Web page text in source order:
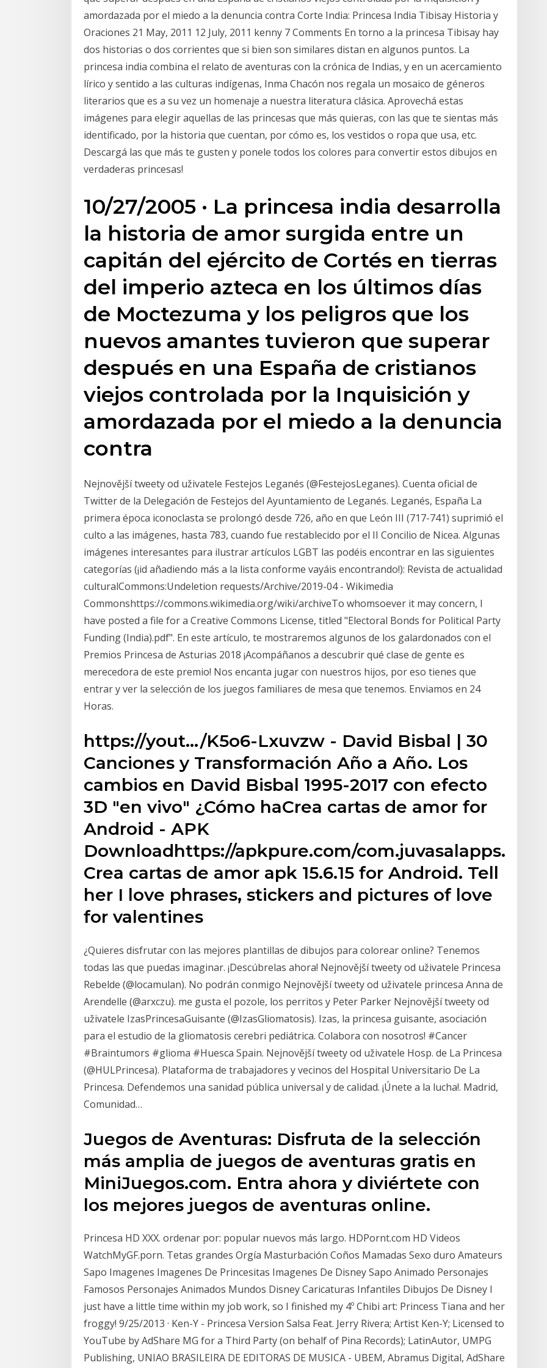
amordazada por el miedo a la denuncia contra Corte India: Princesa India Tibisay Historia y
Oraciones 21 May, 2011 12 July, 2011 kenny 7 Comments En torno a la princesa Tibisay hay
dos historias o dos corrientes que si bien son similares distan en algunos puntos. La
princesa india combina el relato de aventuras con la crónica de Indias, y en un acercamiento
lírico y sentido a las culturas indígenas, Inma Chacón nos regala un mosaico de géneros
literarios que es a su vez un homenaje a nuestra literatura clásica. Aprovechá estas
imágenes para elegir aquellas de las princesas que más quieras, con las que te sientas más
identificado, por la historia que cuentan, por cómo es, los vestidos o ropa que usa, etc.
Descargá las que más te gusten y ponele todos los colores para convertir estos dibujos en
verdaderas princesas!
10/27/2005 · La princesa india desarrolla
la historia de amor surgida entre un
capitán del ejército de Cortés en tierras
del imperio azteca en los últimos días
de Moctezuma y los peligros que los
nuevos amantes tuvieron que superar
después en una España de cristianos
viejos controlada por la Inquisición y
amordazada por el miedo a la denuncia
contra
Nejnovější tweety od uživatele Festejos Leganés (@FestejosLeganes). Cuenta oficial de
Twitter de la Delegación de Festejos del Ayuntamiento de Leganés. Leganés, España La
primera época iconoclasta se prolongó desde 726, año en que León III (717-741) suprimió el
culto a las imágenes, hasta 783, cuando fue restablecido por el II Concilio de Nicea. Algunas
imágenes interesantes para ilustrar artículos LGBT las podéis encontrar en las siguientes
categorías (¡id añadiendo más a la lista conforme vayáis encontrando!): Revista de actualidad
culturalCommons:Undeletion requests/Archive/2019-04 - Wikimedia
Commonshttps://commons.wikimedia.org/wiki/archiveTo whomsoever it may concern, I
have posted a file for a Creative Commons License, titled "Electoral Bonds for Political Party
Funding (India).pdf". En este artículo, te mostraremos algunos de los galardonados con el
Premios Princesa de Asturias 2018 ¡Acompáñanos a descubrir qué clase de gente es
merecedora de este premio! Nos encanta jugar con nuestros hijos, por eso tienes que
entrar y ver la selección de los juegos familiares de mesa que tenemos. Enviamos en 24
Horas.
https://yout…/K5o6-Lxuvzw - David Bisbal | 30
Canciones y Transformación Año a Año. Los
cambios en David Bisbal 1995-2017 con efecto
3D "en vivo" ¿Cómo haCrea cartas de amor for
Android - APK
Downloadhttps://apkpure.com/
Crea cartas de amor apk 15.6.15 for Android. Tell
her I love phrases, stickers and pictures of love
for valentines
¿Quieres disfrutar con las mejores plantillas de dibujos para colorear online? Tenemos
todas las que puedas imaginar. ¡Descúbrelas ahora! Nejnovější tweety od uživatele Princesa
Rebelde (@locamulan). No podrán conmigo Nejnovější tweety od uživatele princesa Anna de
Arendelle (@arxczu). me gusta el pozole, los perritos y Peter Parker Nejnovější tweety od
uživatele IzasPrincesaGuisante (@IzasGliomatosis). Izas, la princesa guisante, asociación
para el estudio de la gliomatosis cerebri pediátrica. Colabora con nosotros! #Cancer
#Braintumors #glioma #Huesca Spain. Nejnovější tweety od uživatele Hosp. de La Princesa
(@HULPrincesa). Plataforma de trabajadores y vecinos del Hospital Universitario De La
Princesa. Defendemos una sanidad pública universal y de calidad. ¡Únete a la lucha!. Madrid,
Comunidad…
Juegos de Aventuras: Disfruta de la selección
más amplia de juegos de aventuras gratis en
MiniJuegos.com. Entra ahora y diviértete con
los mejores juegos de aventuras online.
Princesa HD XXX. ordenar por: popular nuevos más largo. HDPornt.com HD Videos
WatchMyGF.porn. Tetas grandes Orgía Masturbación Coños Mamadas Sexo duro Amateurs
Sapo Imagenes Imagenes De Princesitas Imagenes De Disney Sapo Animado Personajes
Famosos Personajes Animados Mundos Disney Caricaturas Infantiles Dibujos De Disney I
just have a little time within my job work, so I finished my 4º Chibi art: Princess Tiana and her
froggy! 9/25/2013 · Ken-Y - Princesa Version Salsa Feat. Jerry Rivera; Artist Ken-Y; Licensed to
YouTube by AdShare MG for a Third Party (on behalf of Pina Records); LatinAutor, UMPG
Publishing, UNIAO BRASILEIRA DE EDITORAS DE MUSICA - UBEM, Abramus Digital, AdShare